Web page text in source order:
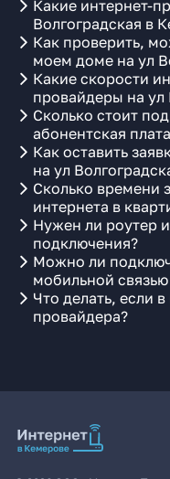
Какие интернет-
Волгоградская в
Как проверить,
моем доме на ул
Какие скорости
провайдеры на ул
Сколько стоит
абонентская
Как оставить
на ул
Сколько времени
интернета в
Нужен ли роутер
подключения?
Можно ли
мобильной
Что делать, если
провайдера?